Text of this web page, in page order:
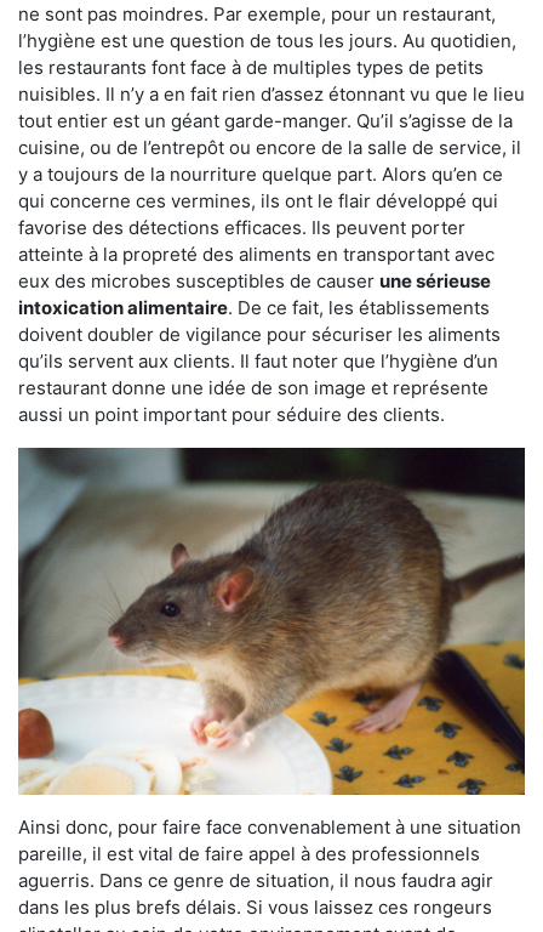
ne sont pas moindres. Par exemple, pour un restaurant,
l’hygiène est une question de tous les jours. Au quotidien,
les restaurants font face à de multiples types de petits
nuisibles. Il n’y a en fait rien d’assez étonnant vu que le lieu
tout entier est un géant garde-manger. Qu’il s’agisse de la
cuisine, ou de l’entrepôt ou encore de la salle de service, il
y a toujours de la nourriture quelque part. Alors qu’en ce
qui concerne ces vermines, ils ont le flair développé qui
favorise des détections efficaces. Ils peuvent porter
atteinte à la propreté des aliments en transportant avec
eux des microbes susceptibles de causer une sérieuse
intoxication alimentaire. De ce fait, les établissements
doivent doubler de vigilance pour sécuriser les aliments
qu’ils servent aux clients. Il faut noter que l’hygiène d’un
restaurant donne une idée de son image et représente
aussi un point important pour séduire des clients.
Ainsi donc, pour faire face convenablement à une situation
pareille, il est vital de faire appel à des professionnels
aguerris. Dans ce genre de situation, il nous faudra agir
dans les plus brefs délais. Si vous laissez ces rongeurs